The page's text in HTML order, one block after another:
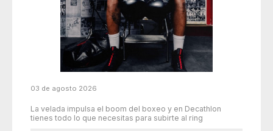
03 de agosto 2026
La velada impulsa el boom del boxeo y en Decathlon
tienes todo lo que necesitas para subirte al ring